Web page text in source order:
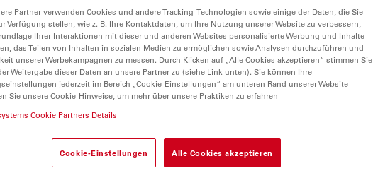
OR FLYER
Partner verwenden Cookies und andere Tracking-Technologien sowie einige der Daten, die Sie
Verfügung stellen, wie z. B. Ihre Kontaktdaten, um Ihre Nutzung unserer Website zu verbessern,
Ihrer Interaktionen mit dieser und anderen Websites personalisierte Werbung und Inhalte
das Teilen von Inhalten in sozialen Medien zu ermöglichen sowie Analysen durchzuführen und
unserer Werbekampagnen zu messen. Durch Klicken auf „Alle Cookies akzeptieren“ stimmen Sie
Weitergabe dieser Daten an unsere Partner zu (siehe Link unten). Sie können Ihre
jederzeit im Bereich „Cookie-Einstellungen“ am unteren Rand unserer Website
Sie unsere Cookie-Hinweise, um mehr über unsere Praktiken zu erfahren
Cookie Partners Details
Cookie-Einstellungen Alle Cookies akzeptieren